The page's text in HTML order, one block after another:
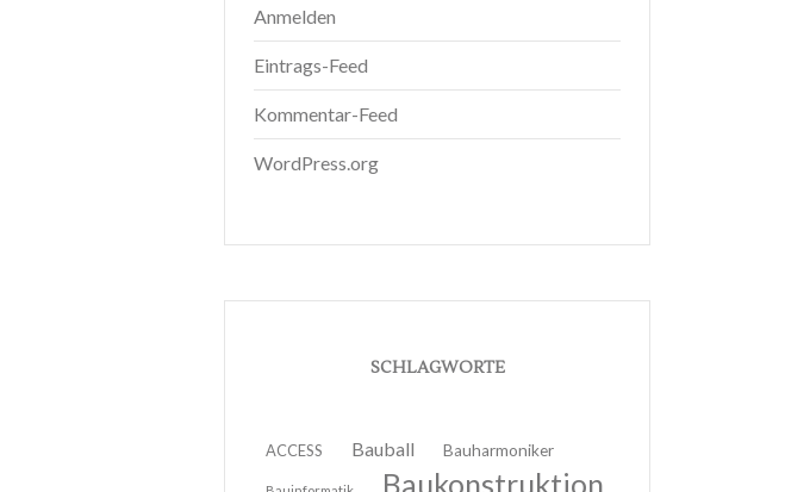
Anmelden
Eintrags-Feed
Kommentar-Feed
WordPress.org
SCHLAGWORTE
ACCESS Bauball Bauharmoniker
Baukonstruktion